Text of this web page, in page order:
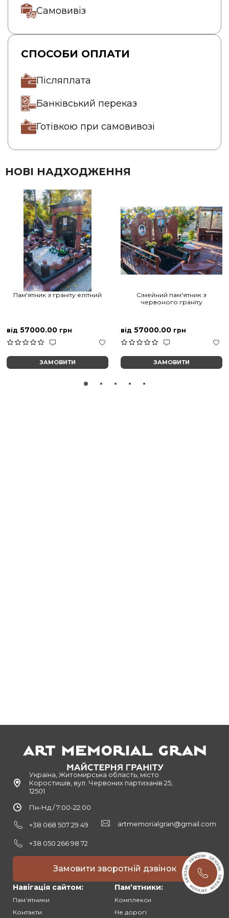
Самовивіз
СПОСОБИ ОПЛАТИ
Післяплата
Банківський переказ
Готівкою при самовивозі
НОВІ НАДХОДЖЕННЯ
Пам'ятник з граніту елітний
від 57000.00 грн
ЗАМОВИТИ
Сімейний пам'ятник з
червоного граніту
від 57000.00 грн
ЗАМОВИТИ
Україна, Житомирська область, місто
Коростишів, вул. Червоних партизанів 25,
12501
Пн-Нд / 7:00-22:00
+38 068 507 29 49
+38 050 266 98 72
artmemorialgran@gmail.com
Замовити зворотній дзвінок
Навігація сайтом:
Памʼятники
Контакти
Памʼятники:
Комплекси
Не дорогі